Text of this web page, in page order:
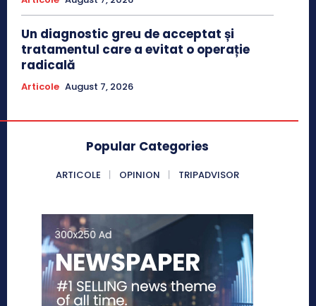
Un diagnostic greu de acceptat și
tratamentul care a evitat o operație
radicală
Articole August 7, 2026
Popular Categories
ARTICOLE OPINION TRIPADVISOR